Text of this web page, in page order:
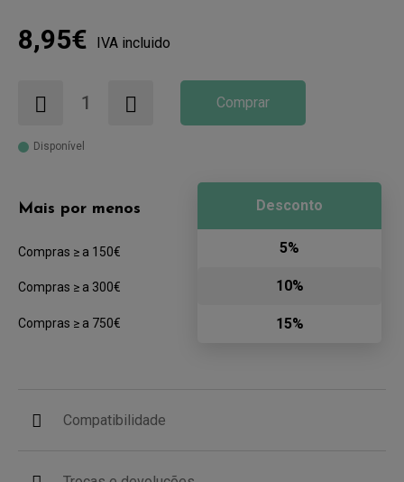
8,95€ IVA incluido
Comprar
Disponível
Mais por menos
Compras ≥ a 150€
Compras ≥ a 300€
Compras ≥ a 750€
Desconto
5%
10%
15%
Compatibilidade